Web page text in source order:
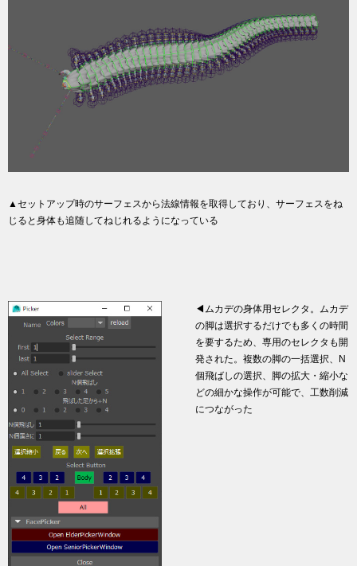
▲セットアップ時のサーフェスから法線情報を取得しており、サーフェスをね
じると身体も追随してねじれるようになっている
◀ムカデの身体用セレクタ。ムカデ
の脚は選択するだけでも多くの時間
を要するため、専用のセレクタも開
発された。複数の脚の一括選択、N
個飛ばしの選択、脚の拡大・縮小な
どの細かな操作が可能で、工数削減
につながった